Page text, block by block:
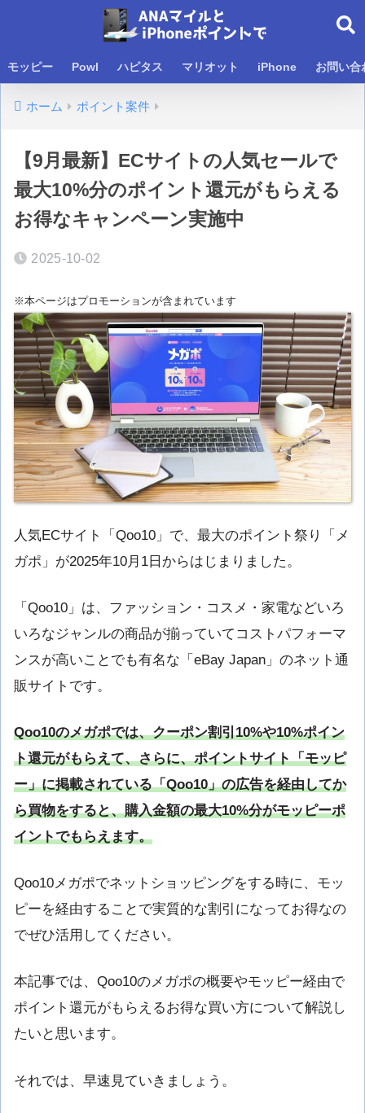
モッピー Powl ハピタス マリオット iPhone お問い合
ホーム ポイント案件
【9月最新】ECサイトの人気セールで
最大10%分のポイント還元がもらえる
お得なキャンペーン実施中
2025-10-02
※本ページはプロモーションが含まれています
人気ECサイト「Qoo10」で、最大のポイント祭り「メ
ガポ」が2025年10月1日からはじまりました。
「Qoo10」は、ファッション・コスメ・家電などいろ
いろなジャンルの商品が揃っていてコストパフォーマ
ンスが高いことでも有名な「eBay Japan」のネット通
販サイトです。
Qoo10のメガポでは、クーポン割引10%や10%ポイン
ト還元がもらえて、さらに、ポイントサイト「モッピ
ー」に掲載されている「Qoo10」の広告を経由してか
ら買物をすると、購入金額の最大10%分がモッピーポ
イントでもらえます。
Qoo10メガポでネットショッピングをする時に、モッ
ピーを経由することで実質的な割引になってお得なの
でぜひ活用してください。
本記事では、Qoo10のメガポの概要やモッピー経由で
ポイント還元がもらえるお得な買い方について解説し
たいと思います。
それでは、早速見ていきましょう。